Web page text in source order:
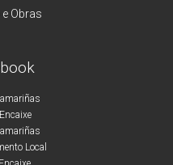
Obras
Local